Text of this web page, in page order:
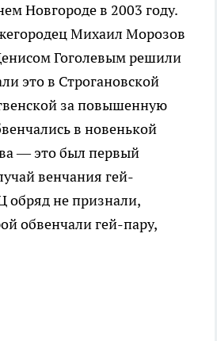
Новгороде в 2003 году.
Михаил Морозов
Гоголевым решили
это в Строгановской
за повышенную
в новенькой
— это был первый
венчания гей-
обряд не признали,
обвенчали гей-пару,